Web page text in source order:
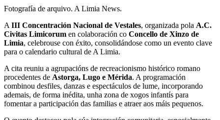
Fotografía de arquivo. A Limia News.
A III Concentración Nacional de Vestales, organizada pola A.C.
Civitas Limicorum en colaboración co Concello de Xinzo de
Limia, celebrouse con éxito, consolidándose como un evento clave
para o calendario cultural de A Limia.
A cita reuniu a agrupacións de recreacionismo histórico romano
procedentes de Astorga, Lugo e Mérida. A programación
combinou desfiles, danzas e espectáculos de lume, incorporando
ademais, de forma inédita, unha zona de xogos infantís para
fomentar a participación das familias e atraer aos máis pequenos.